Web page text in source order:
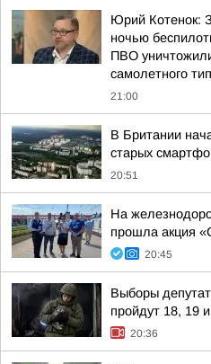
Юрий Котенок:
ночью
ПВО
самолетного
21:00
В Британии
старых
20:51
На
прошла акция
20:45
Выборы
пройдут 18, 19
20:36